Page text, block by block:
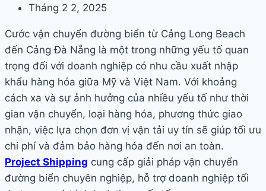
Tháng 2 2, 2025
Cước vận chuyển đường biển từ Cảng Long Beach
đến Cảng Đà Nẵng là một trong những yếu tố quan
trọng đối với doanh nghiệp có nhu cầu xuất nhập
khẩu hàng hóa giữa Mỹ và Việt Nam. Với khoảng
cách xa và sự ảnh hưởng của nhiều yếu tố như thời
gian vận chuyển, loại hàng hóa, phương thức giao
nhận, việc lựa chọn đơn vị vận tải uy tín sẽ giúp tối ưu
chi phí và đảm bảo hàng hóa đến nơi an toàn.
Project Shipping cung cấp giải pháp vận chuyển
đường biển chuyên nghiệp, hỗ trợ doanh nghiệp tối